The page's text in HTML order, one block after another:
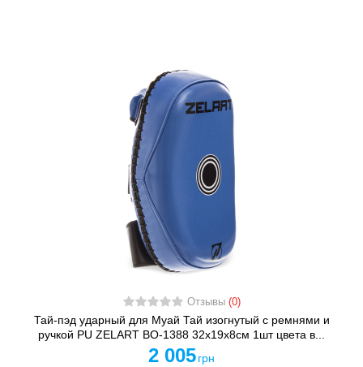
Отзывы (0)
Тай-пэд ударный для Муай Тай изогнутый с ремнями и
ручкой PU ZELART BO-1388 32x19x8см 1шт цвета в...
2 005 грн